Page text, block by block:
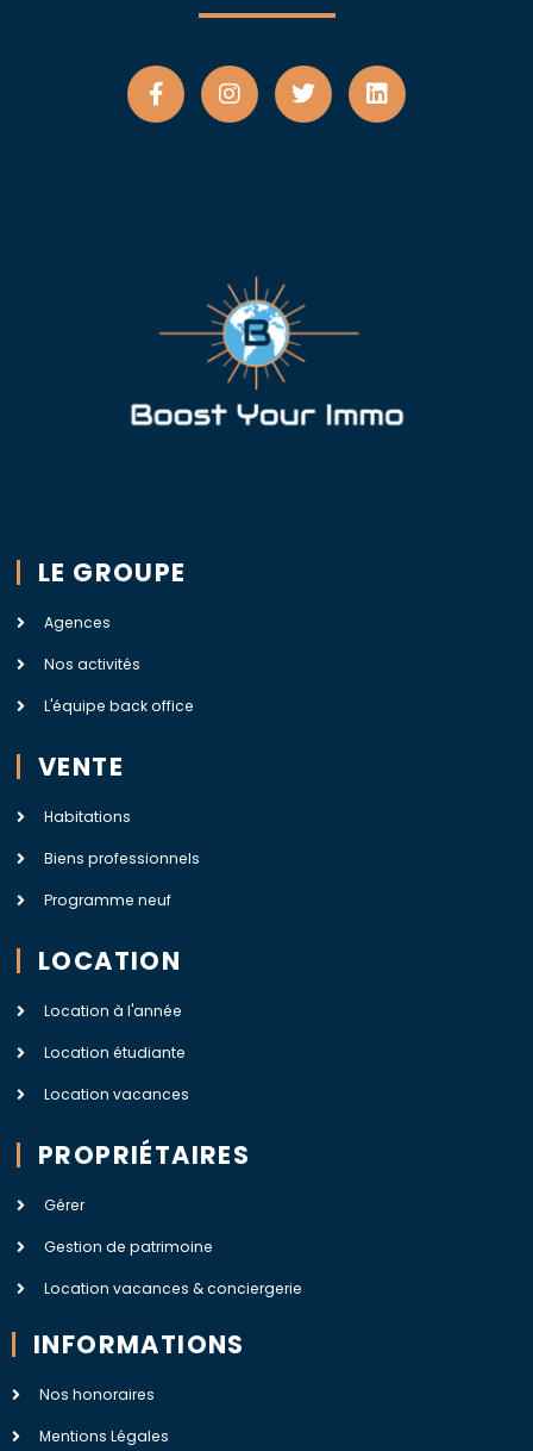
LE GROUPE
Agences
Nos activités
L'équipe back office
VENTE
Habitations
Biens professionnels
Programme neuf
LOCATION
Location à l'année
Location étudiante
Location vacances
PROPRIÉTAIRES
Gérer
Gestion de patrimoine
Location vacances & conciergerie
INFORMATIONS
Nos honoraires
Mentions Légales